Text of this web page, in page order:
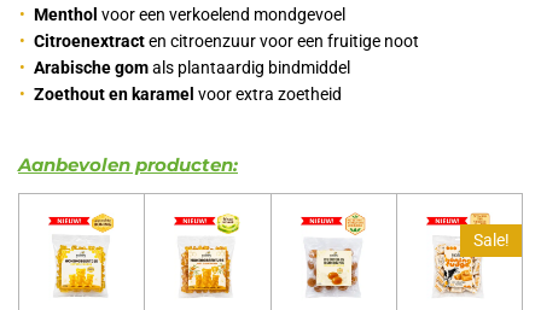
Menthol voor een verkoelend mondgevoel
Citroenextracten citroenzuur voor een fruitige noot
Arabische gomals plantaardig bindmiddel
Zoethout en karamel voor extra zoetheid
Aanbevolen producten:
Sale!